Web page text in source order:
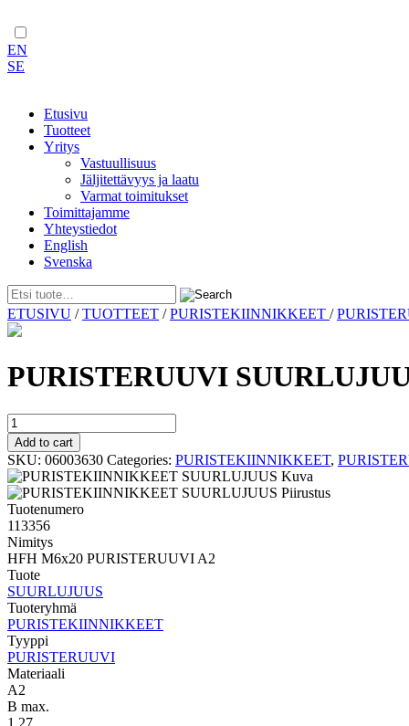
EN
SE
Etusivu
Tuotteet
Yritys
Vastuullisuus
Jäljitettävyys ja laatu
Varmat toimitukset
Toimittajamme
Yhteystiedot
English
Svenska
Skip
to
ETUSIVU /TUOTTEET /PURISTEKIINNIKKEET /
PURISTERUUVI
PURISTERUUVI
SUURLUJUUS
HFH
M6x20
PURISTERUUVI
A2
quantity
Add to cart
SKU: 06003630 Categories: PURISTEKIINNIKKEET,
Tuotenumero
113356
Nimitys
HFH M6x20 PURISTERUUVI A2
Tuote
SUURLUJUUS
Tuoteryhmä
PURISTEKIINNIKKEET
Tyyppi
PURISTERUUVI
Materiaali
A2
B max.
1.27